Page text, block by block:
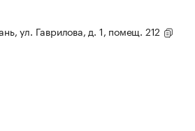
ул. Гаврилова, д. 1, помещ. 212